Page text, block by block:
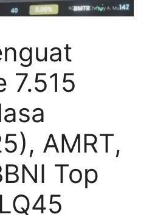
7.515
AMRT,
Top